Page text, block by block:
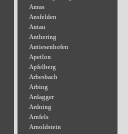
Anras
Ansfelden
Antau
Anthering
Antiesenhofen
Apetlon
Apfelberg
Arbesbach
Arbing
Ardagger
Ardning
Arnfels
Arnoldstein